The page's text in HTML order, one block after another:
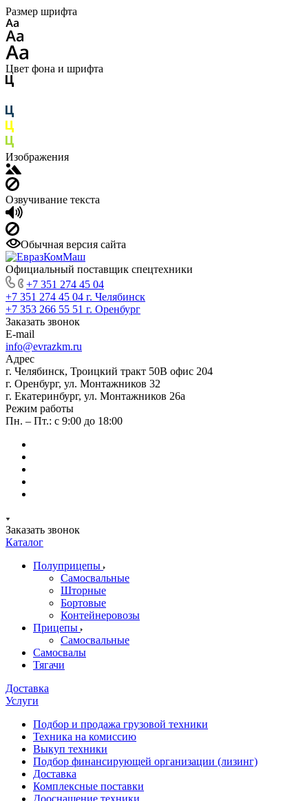
Размер шрифта
Цвет фона и шрифта
Изображения
Озвучивание текста
Обычная версия сайта
Официальный поставщик спецтехники
+7 351 274 45 04
+7 351 274 45 04 г. Челябинск
+7 353 266 55 51 г. Оренбург
Заказать звонок
E-mail
info@evrazkm.ru
Адрес
г. Челябинск, Троицкий тракт 50В офис 204
г. Оренбург, ул. Монтажников 32
г. Екатеринбург, ул. Монтажников 26а
Режим работы
Пн. – Пт.: с 9:00 до 18:00
Заказать звонок
Каталог
Полуприцепы
Самосвальные
Шторные
Бортовые
Контейнеровозы
Прицепы
Самосвальные
Самосвалы
Тягачи
Доставка
Услуги
Подбор и продажа грузовой техники
Техника на комиссию
Выкуп техники
Подбор финансирующей организации (лизинг)
Доставка
Комплексные поставки
Дооснащение техники